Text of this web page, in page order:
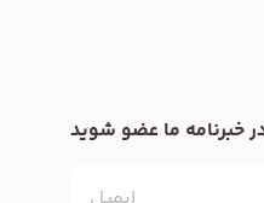
در خبرنامه ما عضو شوید